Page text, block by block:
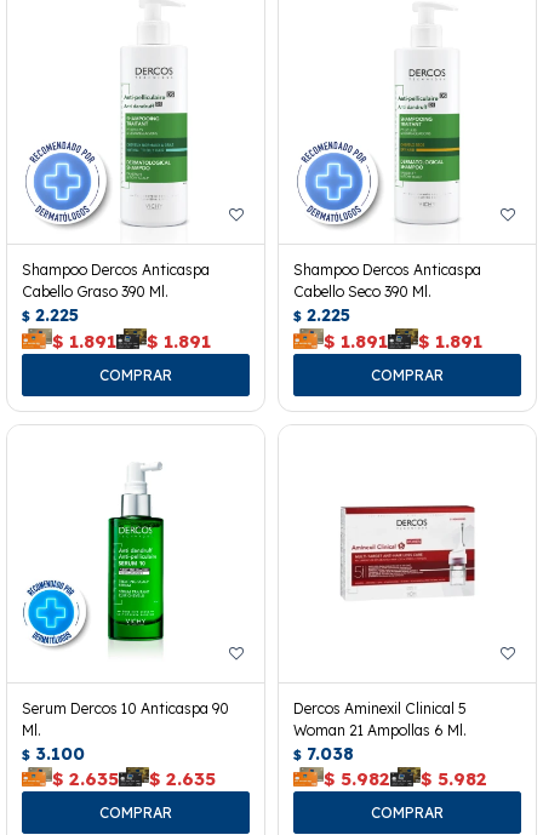
Shampoo Dercos Anticaspa
Cabello Graso 390 Ml.
$ 2.225
$ 1.891 $ 1.891
Shampoo Dercos Anticaspa
Cabello Seco 390 Ml.
$ 2.225
$ 1.891 $ 1.891
Serum Dercos 10 Anticaspa 90
Ml.
$ 3.100
$ 2.635 $ 2.635
Dercos Aminexil Clinical 5
Woman 21 Ampollas 6 Ml.
$ 7.038
$ 5.982 $ 5.982